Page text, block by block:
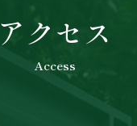
アクセス
Access